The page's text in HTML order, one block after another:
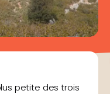
petite des trois